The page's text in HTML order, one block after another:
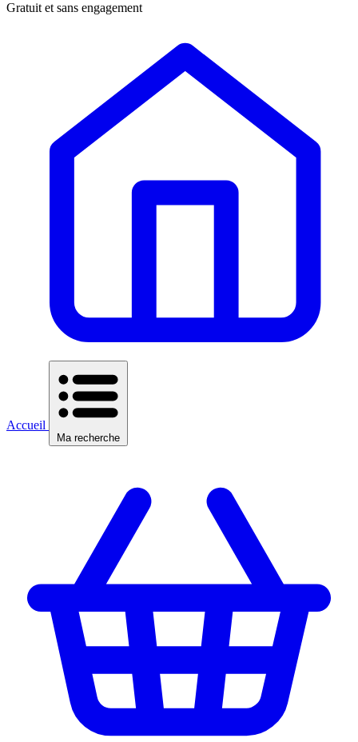
Gratuit et sans engagement
Accueil
Ma recherche